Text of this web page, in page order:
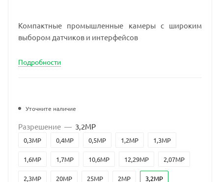
Компактные промышленные камеры с широким
выбором датчиков и интерфейсов
Подробности
Уточните наличие
Разрешение — 3,2MP
0,3MP 0,4MP 0,5MP 1,2MP 1,3MP
1,6MP 1,7MP 10,6MP 12,29MP 2,07MP
2,3MP 20MP 25MP 2MP 3,2MP